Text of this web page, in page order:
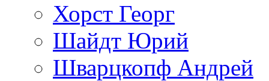
Хорст Георг
Шайдт Юрий
Шварцкопф Андрей